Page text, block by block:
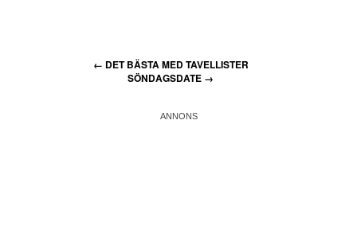
← DET BÄSTA MED TAVELLISTER
SÖNDAGSDATE →